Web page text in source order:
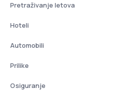
Pretraživanje letova
Hoteli
Automobili
Prilike
Osiguranje